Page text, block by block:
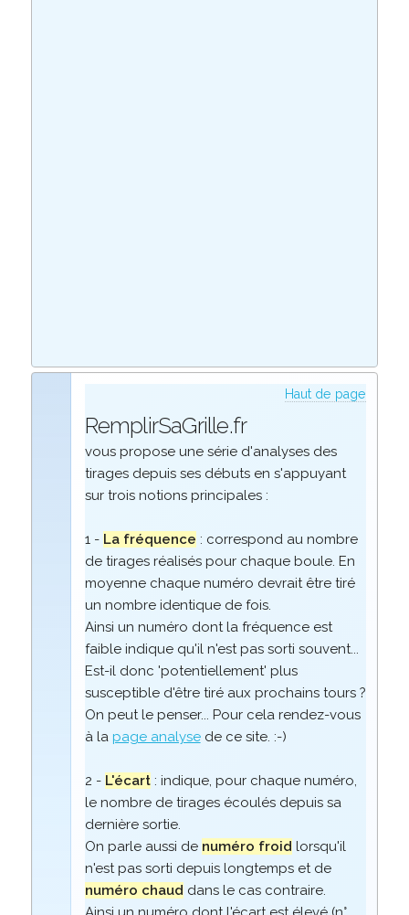
Haut de page
RemplirSaGrille.fr
vous propose une série d'analyses des
tirages depuis ses débuts en s'appuyant
sur trois notions principales :
1 - La fréquence : correspond au nombre
de tirages réalisés pour chaque boule. En
moyenne chaque numéro devrait être tiré
un nombre identique de fois.
Ainsi un numéro dont la fréquence est
faible indique qu'il n'est pas sorti souvent...
Est-il donc 'potentiellement' plus
susceptible d'être tiré aux prochains tours ?
On peut le penser... Pour cela rendez-vous
à la page analysede ce site. :-)
2 - L'écart: indique, pour chaque numéro,
le nombre de tirages écoulés depuis sa
dernière sortie.
On parle aussi de numéro froid lorsqu'il
n'est pas sorti depuis longtemps et de
numéro chaud dans le cas contraire.